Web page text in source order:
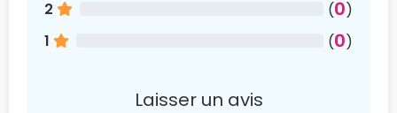
2
(0)
1
(0)
Laisser un avis